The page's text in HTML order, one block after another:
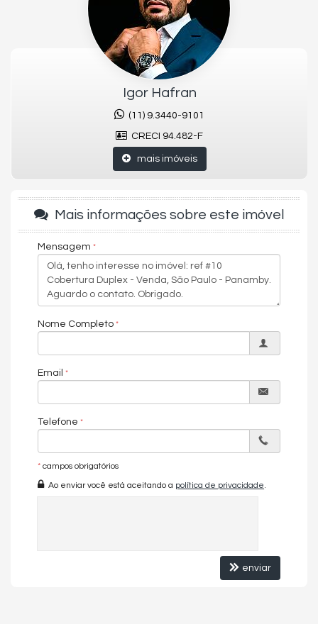
restaurantes como Chalezinho, Temakeria e cia, cabana
burguer, outback, almanara, ayoama, cuccina, entre outras
opções. Academias de lutas como Gracie Morumbi, Academia
de natação como Borges.
área Gourmet com churrasqueira de ferro embutido.
Varanda com hidromassagem e lavabo.
Banheiro com ducha e cuba dupla .
Sala de visita separada da sala íntima.
Características do Imóvel
Aquecimento de Água
Ar Condicionado
Calefação
Churrasqueira
Despensa
Sistema de Alarme
Piso Cerâmico
Piso de Madeira
Internet / WiFi
Infra para Ar Split
Acabamento em Gesso
Fechadura Eletrônica
Mezanino
Copa/Cozinha
Dependência de Empregada
Home Office
Estar Íntimo
Igor Hafran
(11) 9.3440-9101
CRECI 94.482-F
mais imóveis
Mais informações sobre este imóvel
Mensagem
Nome Completo
Email
Telefone
* campos obrigatórios
Ao enviar você está aceitando a política de privacidade
enviar